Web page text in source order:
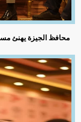
محافظ الجيزة يهنئ